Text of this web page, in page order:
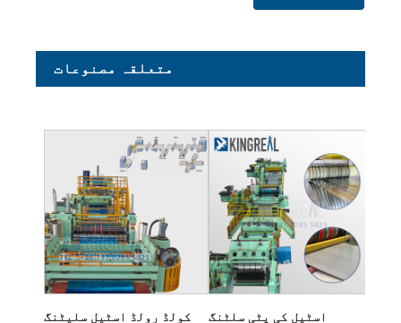
متعلقہ مصنوعات
کولڈ رولڈ اسٹیل سلیٹنگ
اسٹیل کی پٹی سلٹنگ